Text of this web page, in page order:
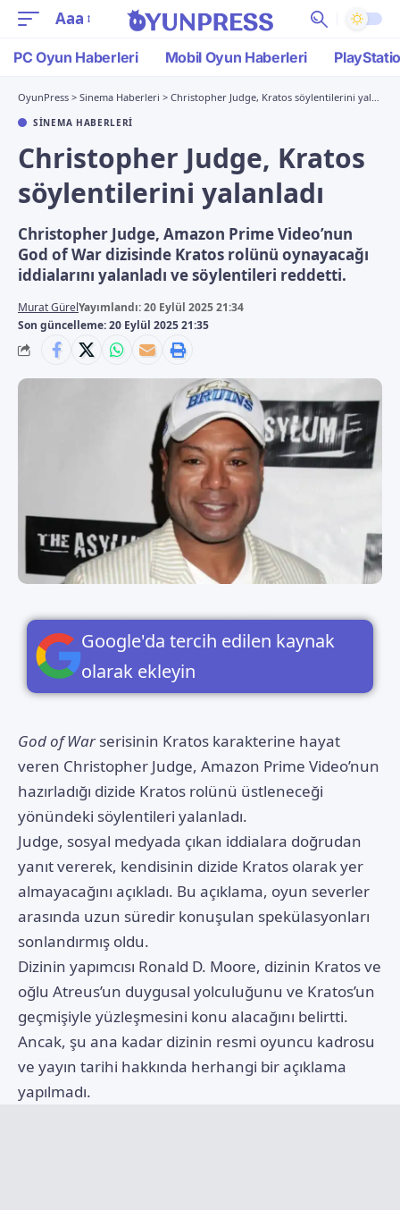
Aaa
PC Oyun Haberleri Mobil Oyun Haberleri
OyunPress > Sinema Haberleri > Christopher Judge, Kratos söylentilerini yalanladı
SINEMA HABERLERI
Christopher Judge, Kratos
söylentilerini yalanladı
Christopher Judge, Amazon Prime Video’nun
God of War dizisinde Kratos rolünü oynayacağı
iddialarını yalanladı ve söylentileri reddetti.
Son güncelleme: 20 Eylül 2025 21:35
Murat GürelYayımlandı: 20 Eylül 2025 21:34
Google'da tercih edilen kaynak
olarak ekleyin
God of Warserisinin Kratos karakterine hayat
veren Christopher Judge, Amazon Prime Video’nun
hazırladığı dizide Kratos rolünü üstleneceği
yönündeki söylentileri yalanladı.
Judge, sosyal medyada çıkan iddialara doğrudan
yanıt vererek, kendisinin dizide Kratos olarak yer
almayacağını açıkladı. Bu açıklama, oyun severler
arasında uzun süredir konuşulan spekülasyonları
sonlandırmış oldu.
Dizinin yapımcısı Ronald D. Moore, dizinin Kratos ve
oğlu Atreus’un duygusal yolculuğunu ve Kratos’un
geçmişiyle yüzleşmesini konu alacağını belirtti.
Ancak, şu ana kadar dizinin resmi oyuncu kadrosu
ve yayın tarihi hakkında herhangi bir açıklama
yapılmadı.